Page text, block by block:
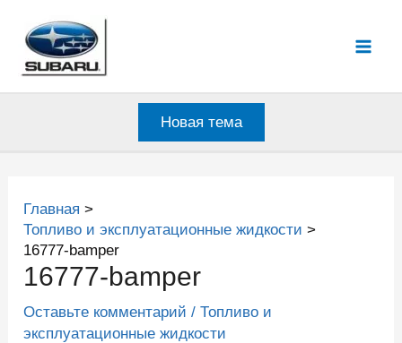
содержимому
Новая тема
Главная
Топливо и эксплуатационные жидкости
16777-bamper
16777-bamper
Оставьте комментарий /Топливо и
эксплуатационные жидкости